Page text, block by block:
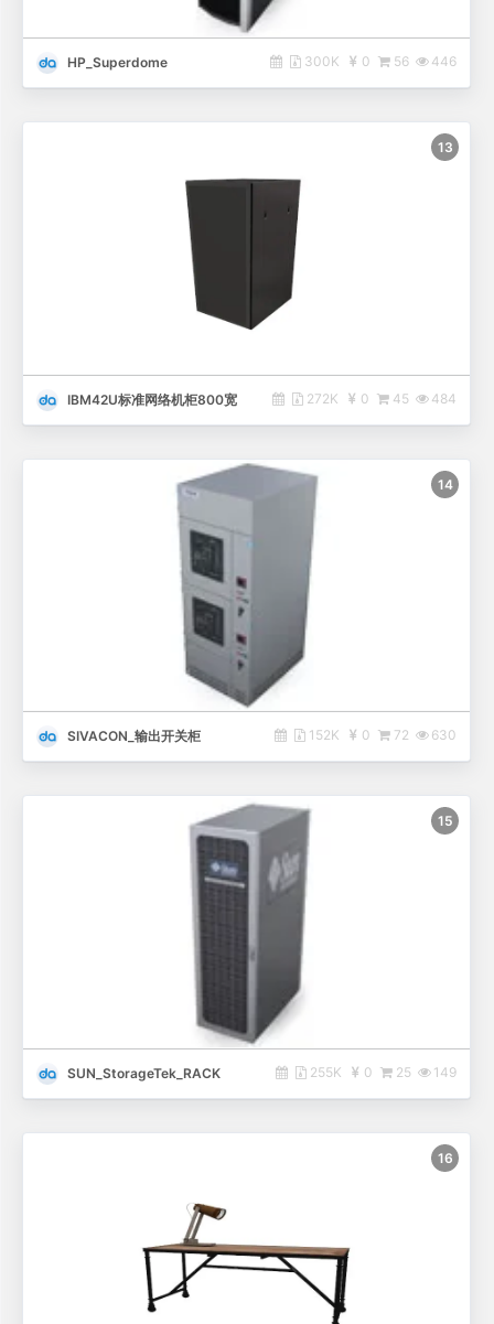
HP_Superdome 300K 0 56 446
13
IBM42U标准网络机柜800宽 272K 0 45 484
14
SIVACON_输出开关柜 152K 0 72 630
15
SUN_StorageTek_RACK 255K 0 25 149
16